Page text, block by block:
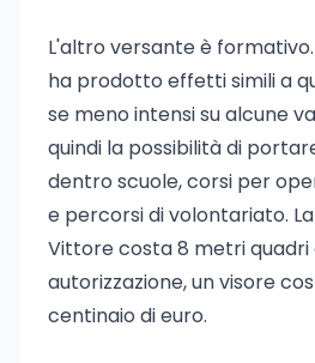
L'altro versante è
ha prodotto effetti simili a
se meno intensi su alcune
quindi la possibilità di
dentro scuole, corsi per
e percorsi di volontariato.
Vittore costa 8 metri quadri
autorizzazione, un visore
centinaio di euro.